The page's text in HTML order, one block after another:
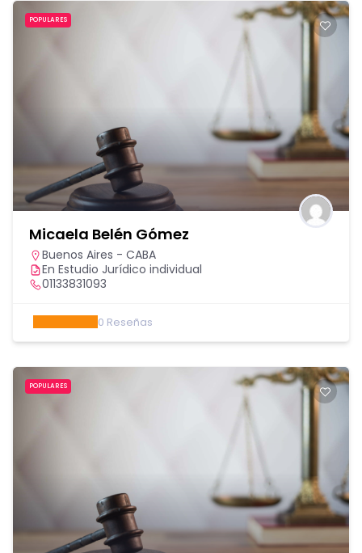
POPULARES
Micaela Belén Gómez
Buenos Aires - CABA
En Estudio Jurídico individual
01133831093
0 Reseñas
POPULARES